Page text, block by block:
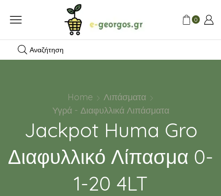
0
Αναζήτηση
Home
Λιπάσματα
Υγρά - Διαφυλλικά Λιπάσματα
Jackpot Huma Gro
Διαφυλλικό Λίπασμα 0-
1-20 4LT